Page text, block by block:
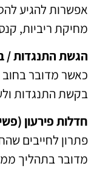
אפשרות להגיע
מחיקת ריביות,
הגשת התנגדות /
כאשר מדובר בחוב
בקשת התנגדות
חדלות פירעון
פתרון לחייבים
מדובר בתהליך